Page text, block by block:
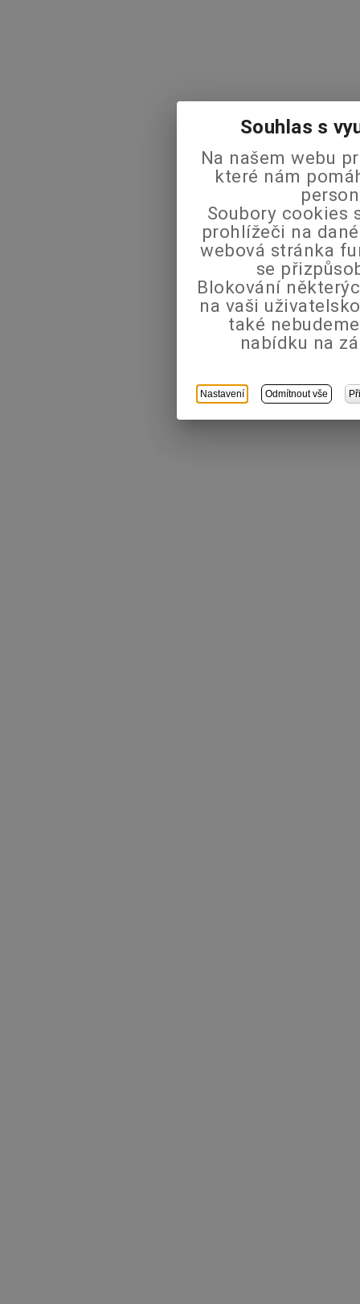
Souhlas s
Na našem webu
které nám
Soubory cookies
prohlížeči na
webová stránka
se
Blokování
na vaši
také
nabídku na
Nastavení Odmítnout vše